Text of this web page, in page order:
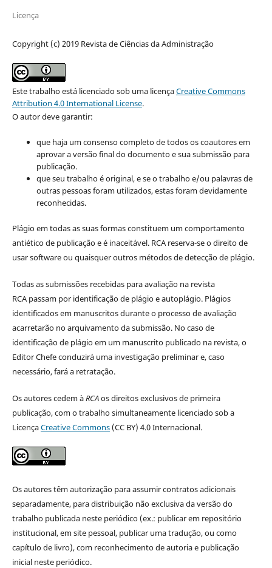
Licença
Copyright (c) 2019 Revista de Ciências da Administração
Este trabalho está licenciado sob uma licençaCreative Commons
Attribution 4.0 International License.
O autor deve garantir:
que haja um consenso completo de todos os coautores em
aprovar a versão final do documento e sua submissão para
publicação.
que seu trabalho é original, e se o trabalho e/ou palavras de
outras pessoas foram utilizados, estas foram devidamente
reconhecidas.
Plágio em todas as suas formas constituem um comportamento
antiético de publicação e é inaceitável. RCA reserva-se o direito de
usar software ou quaisquer outros métodos de detecção de plágio.
Todas as submissões recebidas para avaliação na revista
RCA passam por identificação de plágio e autoplágio. Plágios
identificados em manuscritos durante o processo de avaliação
acarretarão no arquivamento da submissão. No caso de
identificação de plágio em um manuscrito publicado na revista, o
Editor Chefe conduzirá uma investigação preliminar e, caso
necessário, fará a retratação.
Os autores cedem àRCAos direitos exclusivos de primeira
publicação, com o trabalho simultaneamente licenciado sob a
LicençaCreative Commons(CC BY) 4.0 Internacional.
Os autores têm autorização para assumir contratos adicionais
separadamente, para distribuição não exclusiva da versão do
trabalho publicada neste periódico (ex.: publicar em repositório
institucional, em site pessoal, publicar uma tradução, ou como
capítulo de livro), com reconhecimento de autoria e publicação
inicial neste periódico.